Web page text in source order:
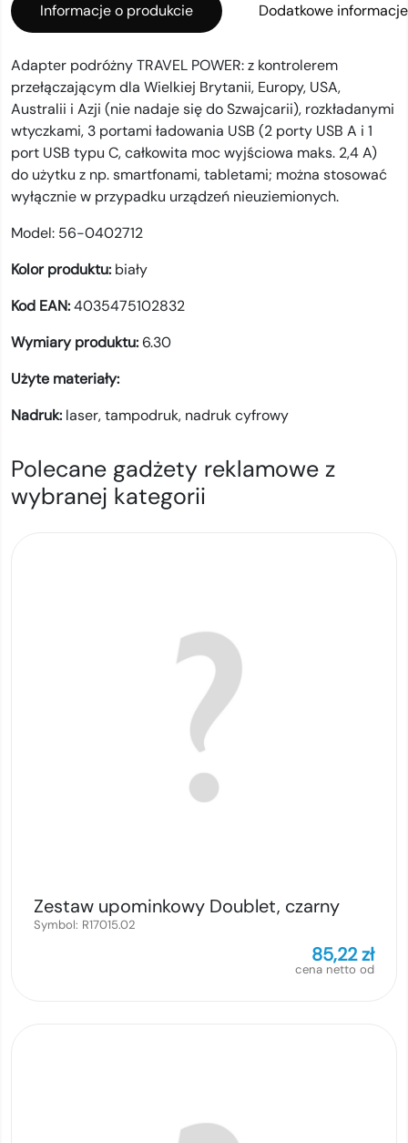
Informacje o produkcie Dodatkowe informacje
Adapter podróżny TRAVEL POWER: z kontrolerem
przełączającym dla Wielkiej Brytanii, Europy, USA,
Australii i Azji (nie nadaje się do Szwajcarii), rozkładanymi
wtyczkami, 3 portami ładowania USB (2 porty USB A i 1
port USB typu C, całkowita moc wyjściowa maks. 2,4 A)
do użytku z np. smartfonami, tabletami; można stosować
wyłącznie w przypadku urządzeń nieuziemionych.
Model: 56-0402712
Kolor produktu: biały
Kod EAN:4035475102832
Wymiary produktu: 6.30
Użyte materiały:
Nadruk: laser,tampodruk, nadruk cyfrowy
Polecane gadżety reklamowe z
wybranej kategorii
Zestaw upominkowy Doublet, czarny
Symbol: R17015.02
85,22zł
cena netto od